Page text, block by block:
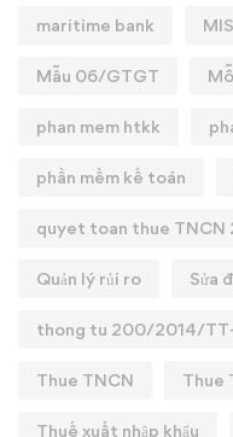
maritime bank
Mẫu 06/GTGT
phan mem htkk
phần mềm kế toán
quyet toan thue TNCN
Quản lý rủi ro Sửa
thong tu 200/2014/
Thue TNCN Thue
Thuế xuất nhập khẩu